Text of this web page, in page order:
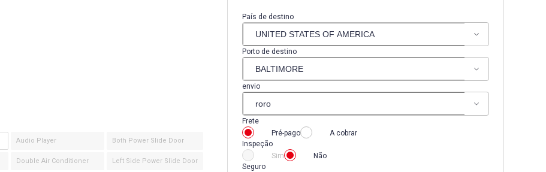
País de destino
Porto de destino
envio
Frete
Pré-pago
A cobrar
Inspeção
Sim
Não
Seguro
Audio Player Both Power Slide Door
Double Air Conditioner Left Side Power Slide Door